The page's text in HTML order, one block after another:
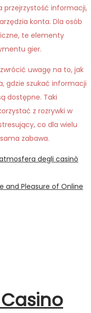
przejrzystość informacji,
konta. Dla osób
te elementy
gier.
uwagę na to, jak
gdzie szukać informacji
dostępne. Taki
z rozrywki w
co dla wielu
zabawa.
degli casinò
and Pleasure of Online